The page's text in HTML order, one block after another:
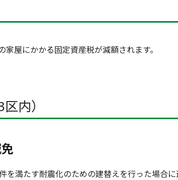
屋にかかる固定資産税が減額されます。
内）
を満たす耐震化のための建替えを行った場合